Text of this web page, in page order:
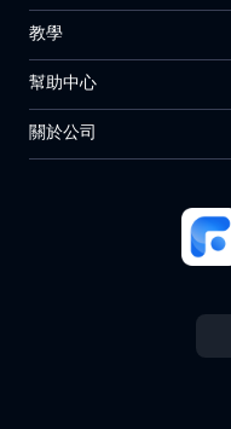
教學
幫助中心
關於公司